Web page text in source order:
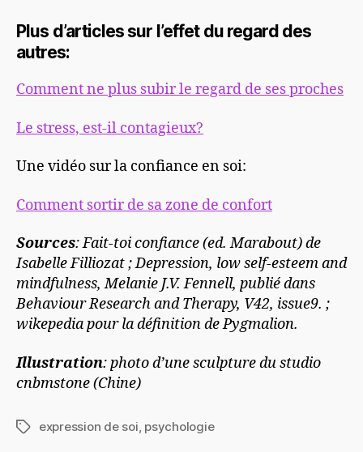
Plus d’articles sur l’effet du regard des
autres:
Comment ne plus subir le regard de ses proches
Le stress, est-il contagieux?
Une vidéo sur la confiance en soi:
Comment sortir de sa zone de confort
Sources: Fait-toi confiance (ed. Marabout) de
Isabelle Filliozat ; Depression, low self-esteem and
mindfulness, Melanie J.V. Fennell, publié dans
Behaviour Research and Therapy, V42, issue9. ;
wikepedia pour la définition de Pygmalion.
Illustration: photo d’une sculpture du studio
cnbmstone (Chine)
Étiquettes
expression de soi psychologie